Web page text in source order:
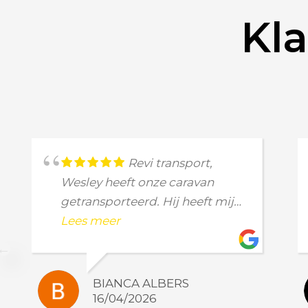
Revi transport,
Wesley heeft onze caravan
getransporteerd. Hij heeft mij
helemaal netjes op de hoogte
caravan toen hij op de plek
stond, echt top, en een mooie
prijs! Echt een aanrader!
Lees meer
BIANCA ALBERS
16/04/2026